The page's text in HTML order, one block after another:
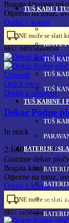
TUŠ KADE I
HUPPE
TUŠ
TUŠ
TUŠ
TUŠ KABINE I
TUŠ
BATERIJE /
Bogata kitnjasta
Otporne na mraz,
Dodaj u korpu
NE može se slati
SKU: 9f033daa4654
Uporedi
Quick view
Dodaj u omiljene
Dekor Podne
In stock
2.640,00RSD
Granitne dekor
Bogata kitnjasta
Otporne na mraz,
Dodaj u korpu
NE može se slati
SKU: ce50a4acae89